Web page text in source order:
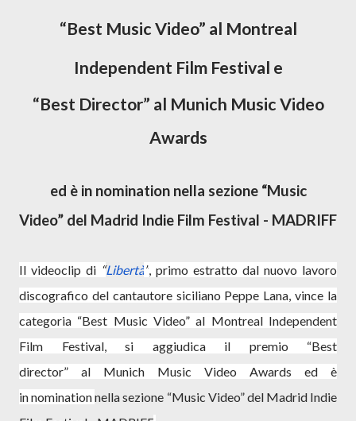
“Best Music Video” al Montreal
Independent Film Festival e
“Best Director” al Munich Music Video
Awards
ed è in nomination nella sezione “Music
Video” del Madrid Indie Film Festival - MADRIFF
Il videoclip di “Libertà”, primo estratto dal nuovo lavoro
discografico del cantautore siciliano Peppe Lana,vince la
categoria “Best Music Video” al Montreal Independent
Film Festival, si aggiudica il premio “Best
director” al Munich Music Video Awards ed è
in nominationnella sezione “Music Video” del Madrid Indie